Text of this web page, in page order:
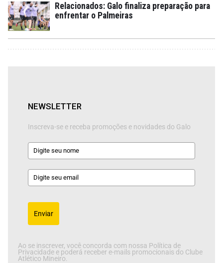
Relacionados: Galo finaliza preparação para
enfrentar o Palmeiras
NEWSLETTER
Inscreva-se e receba promoções e novidades do Galo
Enviar
Ao se inscrever, você concorda com nossa Política de
Privacidade e poderá receber e-mails promocionais do Clube
Atlético Mineiro.